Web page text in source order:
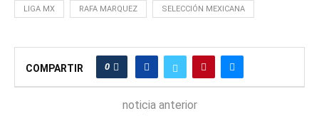
LIGA MX RAFA MARQUEZ SELECCIÓN MEXICANA
COMPARTIR 0
noticia anterior